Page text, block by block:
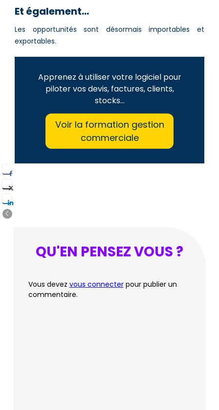
Et également…
Les opportunités sont désormais importables et
exportables.
Apprenez à utiliser votre logiciel pour
piloter vos devis, factures, clients,
stocks…
Voir la formation gestion
commerciale
QU'EN PENSEZ VOUS ?
Vous devez vous connecterpour publier un
commentaire.